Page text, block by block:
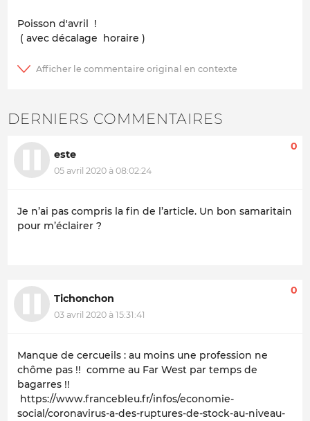
Poisson d'avril !
( avec décalage horaire )
DERNIERS COMMENTAIRES
este
05 avril 2020 à 08:02:24
0
Je n’ai pas compris la fin de l’article. Un bon samaritain
pour m’éclairer ?
Tichonchon
03 avril 2020 à 15:31:41
0
Manque de cercueils : au moins une profession ne
chôme pas !! comme au Far West par temps de
bagarres !!
https://www.francebleu.fr/infos/economie-
social/coronavirus-a-des-ruptures-de-stock-au-niveau-